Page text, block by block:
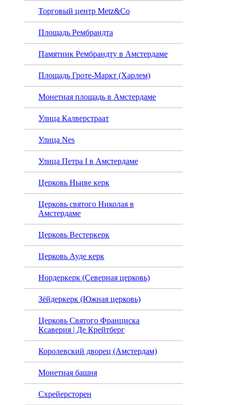
Торговый центр Metz&Co
Площадь Рембрандта
Памятник Рембрандту в Амстердаме
Площадь Гроте-Маркт (Харлем)
Монетная площадь в Амстердаме
Улица Калверстраат
Улица Nes
Улица Петра I в Амстердаме
Церковь Ньиве керк
Церковь святого Николая в
Амстердаме
Церковь Вестеркерк
Церковь Ауде керк
Нордеркерк (Северная церковь)
Зёйдеркерк (Южная церковь)
Церковь Святого Франциска
Ксаверия | Де Крейтберг
Королевский дворец (Амстердам)
Монетная башня
Схрейерсторен